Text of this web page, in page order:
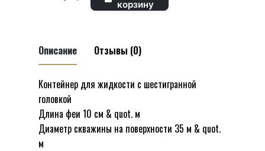
Diana
для
кухонной
мойки
SHONY
корзину
Описание Отзывы (0)
Контейнер для жидкости с шестигранной
головкой
Длина феи 10 см & quot. м
Диаметр скважины на поверхности 35 м & quot.
м
Отзывов пока нет.
Будьте первым, кто оставил отзыв на
“Жидкое мыло Diana для кухонной
мойки SHONY”